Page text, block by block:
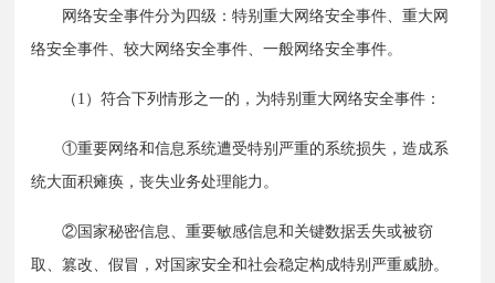
网络安全事件分为四级：特别重大网络安全事件、重大网
络安全事件、较大网络安全事件、一般网络安全事件。
（1）符合下列情形之一的，为特别重大网络安全事件：
①重要网络和信息系统遭受特别严重的系统损失，造成系
统大面积瘫痪，丧失业务处理能力。
②国家秘密信息、重要敏感信息和关键数据丢失或被窃
取、篡改、假冒，对国家安全和社会稳定构成特别严重威胁。